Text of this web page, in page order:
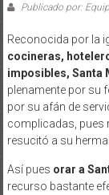
Publicado por:
Reconocida por la
cocineras,
imposibles, Santa
plenamente por su
por su afán de
complicadas, pues
resucitó a su
Así pues orar a
recurso bastante